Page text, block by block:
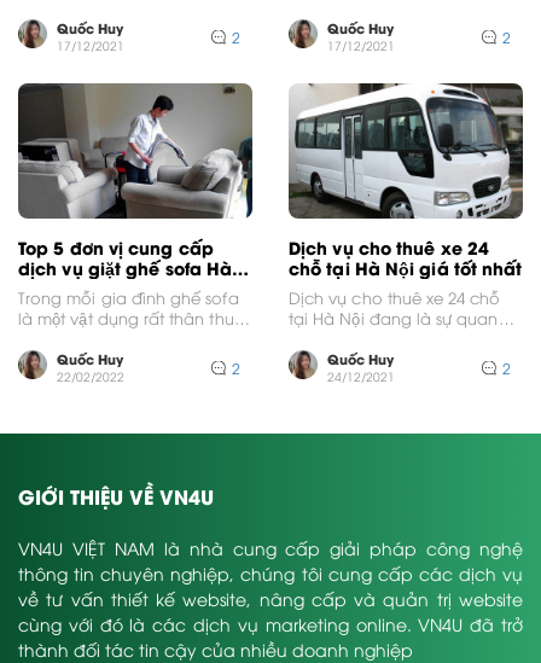
Quốc Huy
17/12/2021 2
như...Quốc Huy
17/12/2021 2
Top 5 đơn vị cung cấp
dịch vụ giặt ghế sofa Hà
Nội chất lượng tốt nhất
Trong mỗi gia đình ghế sofa
là một vật dụng rất thân thuộc
Quốc Huy
22/02/2022 2
Dịch vụ cho thuê xe 24
chỗ tại Hà Nội giá tốt nhất
Dịch vụ cho thuê xe 24 chỗ
tại Hà Nội đang là sự quan
Quốc Huy
24/12/2021 2
GIỚI THIỆU VỀ VN4U
VN4U VIỆT NAM là nhà cung cấp giải pháp công nghệ
thông tin chuyên nghiệp, chúng tôi cung cấp các dịch vụ
về tư vấn thiết kế website, nâng cấp và quản trị website
cùng với đó là các dịch vụ marketing online. VN4U đã trở
thành đối tác tin cậy của nhiều doanh nghiệp